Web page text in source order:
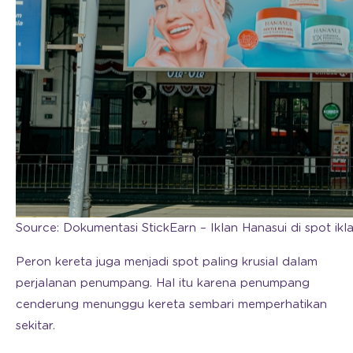
Source: Dokumentasi StickEarn – Iklan Hanasui di spot
Peron kereta juga menjadi spot paling krusial dalam
perjalanan penumpang. Hal itu karena penumpang
cenderung menunggu kereta sembari memperhatikan
sekitar.